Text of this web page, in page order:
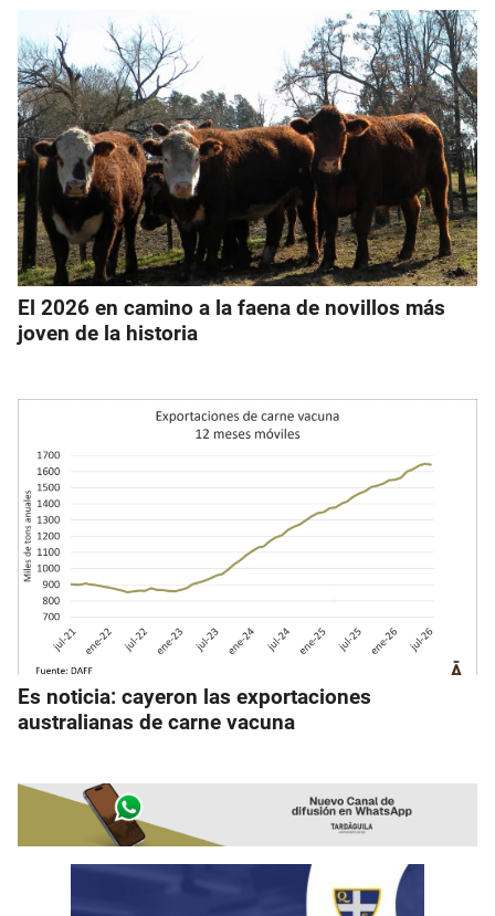
El 2026 en camino a la faena de novillos más
joven de la historia
Es noticia: cayeron las exportaciones
australianas de carne vacuna